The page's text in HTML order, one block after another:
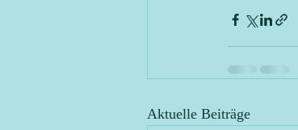
Aktuelle Beiträge